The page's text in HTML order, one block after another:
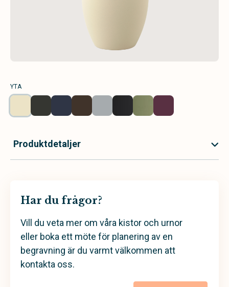
YTA
Produktdetaljer
Har du frågor?
Vill du veta mer om våra kistor och urnor
eller boka ett möte för planering av en
begravning är du varmt välkommen att
kontakta oss.